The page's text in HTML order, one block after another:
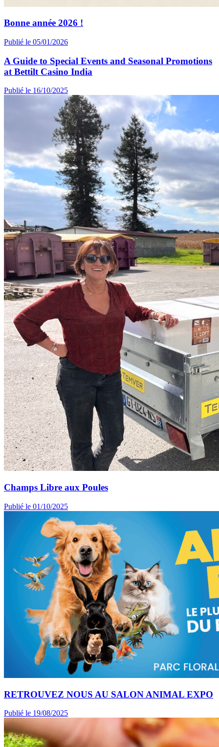
Bonne année 2026 !
Publié le 05/01/2026
A Guide to Special Events and Seasonal Promotions
at Bettilt Casino India
Publié le 16/10/2025
Champs Libre aux Poules
Publié le 01/10/2025
RETROUVEZ NOUS AU SALON ANIMAL EXPO
Publié le 19/08/2025